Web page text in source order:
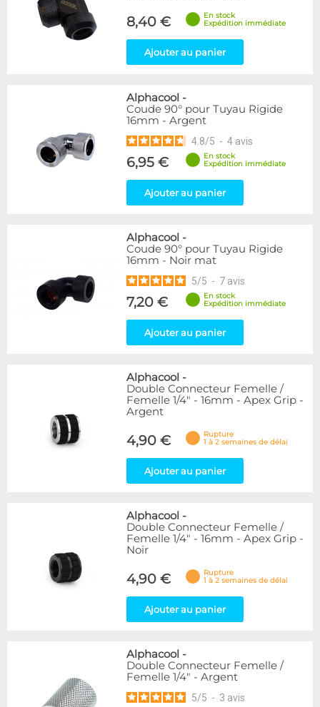
8,40 €
En stock
Expédition immédiate
Ajouter au panier
Alphacool -
Coude 90° pour Tuyau Rigide
16mm - Argent
4.8/5 - 4 avis
6,95 €
En stock
Expédition immédiate
Ajouter au panier
Alphacool -
Coude 90° pour Tuyau Rigide
16mm - Noir mat
5/5 - 7 avis
7,20 €
En stock
Expédition immédiate
Ajouter au panier
Alphacool -
Double Connecteur Femelle /
Femelle 1/4" - 16mm - Apex Grip -
Argent
4,90 €
Rupture
1 à 2 semaines de délai
Ajouter au panier
Alphacool -
Double Connecteur Femelle /
Femelle 1/4" - 16mm - Apex Grip -
Noir
4,90 €
Rupture
1 à 2 semaines de délai
Ajouter au panier
Alphacool -
Double Connecteur Femelle /
Femelle 1/4" - Argent
5/5 - 3 avis